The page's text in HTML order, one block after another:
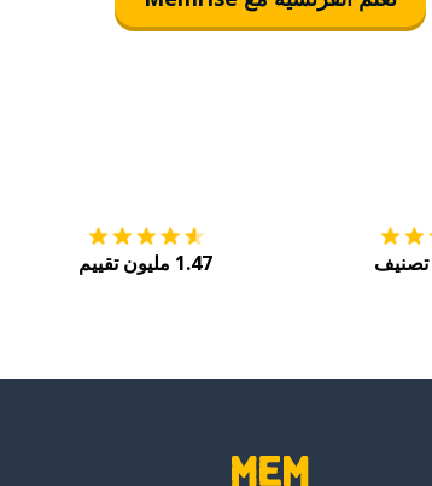
1.47 مليون تقييم